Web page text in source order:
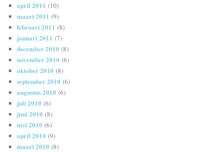
april 2011 (10)
maart 2011 (9)
februari 2011 (8)
januari 2011 (7)
december 2010 (8)
november 2010 (6)
oktober 2010 (8)
september 2010 (6)
augustus 2010 (6)
juli 2010 (6)
juni 2010 (8)
mei 2010 (6)
april 2010 (9)
maart 2010 (8)